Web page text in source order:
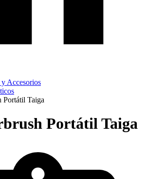
Accesorios
Portátil Taiga
Portátil Taiga